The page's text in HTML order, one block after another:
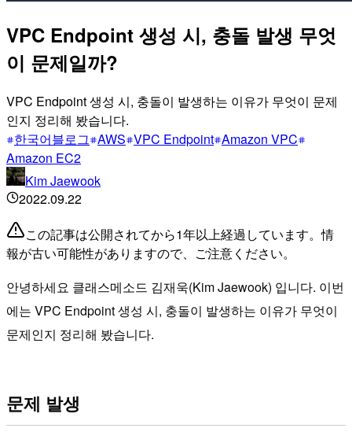
VPC Endpoint 생성 시, 충돌 발생 무엇
이 문제일까?
VPC Endpoint 생성 시, 충돌이 발생하는 이유가 무엇이 문제
인지 정리해 봤습니다.
한국어블로그 AWS VPC Endpoint Amazon VPC
Amazon EC2
Kim Jaewook
2022.09.22
この記事は公開されてから1年以上経過しています。情
報が古い可能性がありますので、ご注意ください。
안녕하세요 클래스메소드 김재욱(Kim Jaewook) 입니다. 이번
에는 VPC Endpoint 생성 시, 충돌이 발생하는 이유가 무엇이
문제인지 정리해 봤습니다.
문제 발생